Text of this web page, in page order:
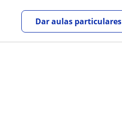
Dar aulas particulares